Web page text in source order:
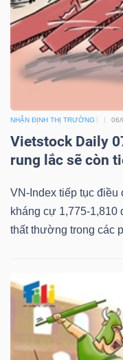
NHẬN ĐỊNH THỊ TRƯỜNG 06/
Vietstock Daily
rung lắc sẽ còn
VN-Index tiếp tục điều
kháng cự 1,775-
thất thường trong các